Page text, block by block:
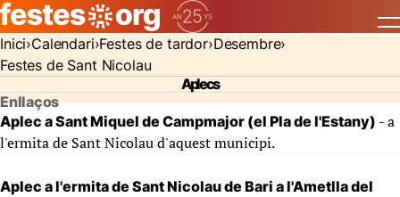
Inici Calendari Festes de tardor Desembre
Festes de Sant Nicolau
Aplecs
Enllaços
Aplec a Sant Miquel de Campmajor (el Pla de l'Estany) - a
l'ermita de Sant Nicolau d'aquest municipi.
Aplec a l'ermita de Sant Nicolau de Bari a l'Ametlla del